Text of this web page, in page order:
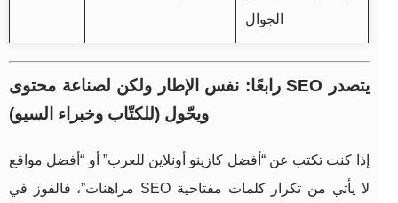
الجوال
رابعًا: نفس الإطار ولكن لصناعة محتوى SEO يتصدر
ويحّول (للكتّاب وخبراء السيو)
إذا كنت تكتب عن “أفضل كازينو أونلاين للعرب” أو “أفضل مواقع
مراهنات”، فالفوز في SEO لا يأتي من تكرار كلمات مفتاحية